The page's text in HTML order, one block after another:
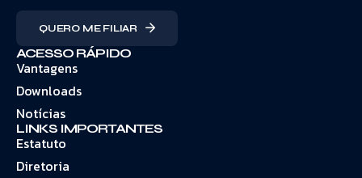
QUERO ME FILIAR
ACESSO RÁPIDO
Vantagens
Downloads
Notícias
LINKS IMPORTANTES
Estatuto
Diretoria